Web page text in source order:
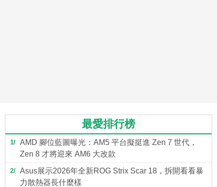
最愛排行榜
1
AMD 腳位藍圖曝光：AM5 平台擬挺進 Zen 7 世代，
Zen 8 才將迎來 AM6 大改款
2
Asus展示2026年全新ROG Strix Scar 18，拆開看看暴
力散熱器長什麼樣